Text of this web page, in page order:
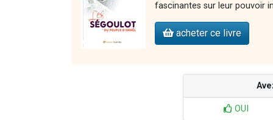
fascinantes sur leur pouvoir
acheter ce livre
OUI